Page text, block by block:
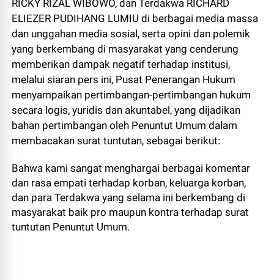
RICKY RIZAL WIBOWO, dan Terdakwa RICHARD
ELIEZER PUDIHANG LUMIU di berbagai media massa
dan unggahan media sosial, serta opini dan polemik
yang berkembang di masyarakat yang cenderung
memberikan dampak negatif terhadap institusi,
melalui siaran pers ini, Pusat Penerangan Hukum
menyampaikan pertimbangan-pertimbangan hukum
secara logis, yuridis dan akuntabel, yang dijadikan
bahan pertimbangan oleh Penuntut Umum dalam
membacakan surat tuntutan, sebagai berikut:
Bahwa kami sangat menghargai berbagai komentar
dan rasa empati terhadap korban, keluarga korban,
dan para Terdakwa yang selama ini berkembang di
masyarakat baik pro maupun kontra terhadap surat
tuntutan Penuntut Umum.